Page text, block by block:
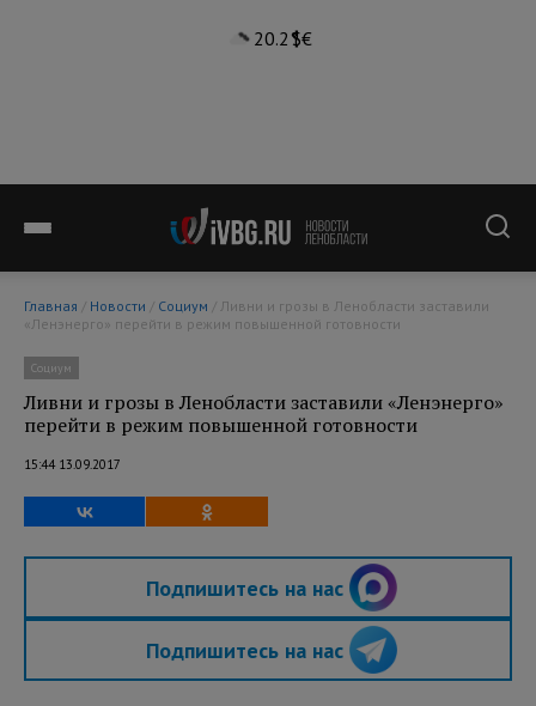
20.2°$€
Главная / Новости / Социум
«Ленэнерго» перейти в режим повышенной готовности
Социум
Ливни и грозы в Ленобласти заставили «Ленэнерго»
перейти в режим повышенной готовности
15:44 13.09.2017
Подпишитесь на нас
Подпишитесь на нас